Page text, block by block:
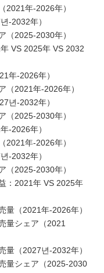
2021年-2026年）
-2032年）
（2025-2030年）
VS 2025年 VS 2032
年-2026年）
（2021年-2026年）
년-2032年）
（2025-2030年）
-2026年）
2021年-2026年）
-2032年）
（2025-2030年）
：2021年 VS 2025年
量（2021年-2026年）
量シェア（2021
量（2027년-2032年）
量シェア（2025-2030